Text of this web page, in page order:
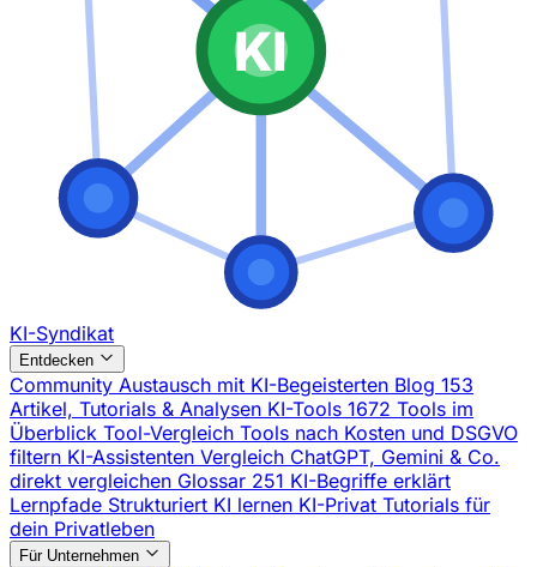
KI
KI-Syndikat
Entdecken
Community Austausch mit KI-Begeisterten Blog 153
Artikel, Tutorials & Analysen KI-Tools 1672 Tools im
Überblick Tool-Vergleich Tools nach Kosten und DSGVO
filtern KI-Assistenten Vergleich ChatGPT, Gemini & Co.
direkt vergleichen Glossar 251 KI-Begriffe erklärt
Lernpfade Strukturiert KI lernen KI-Privat Tutorials für
dein Privatleben
Für Unternehmen